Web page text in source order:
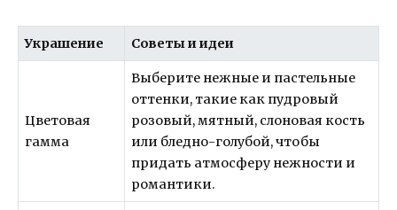
Украшение Советы и идеи
Цветовая
гамма
Выберите нежные и пастельные
оттенки, такие как пудровый
розовый, мятный, слоновая кость
или бледно-голубой, чтобы
придать атмосферу нежности и
романтики.